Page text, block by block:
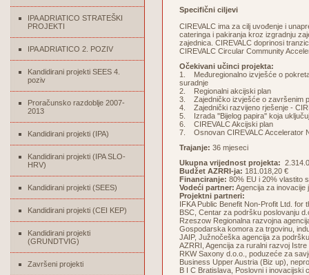
IPA ADRIATICO STRATEŠKI
PROJEKTI
IPA ADRIATICO 2. POZIV
Kandidirani projekti SEES 4.
poziv
Proračunsko razdoblje 2007-
2013
Kandidirani projekti (IPA)
Kandidirani projekti (IPA SLO-
HRV)
Kandidirani projekti (SEES)
Kandidirani projekti (CEI KEP)
Kandidirani projekti
(GRUNDTVIG)
Završeni projekti
Specifični ciljevi
CIREVALC ima za cilj uvođenje i
cateringa i pakiranja kroz izgradnju
zajednica. CIREVALC doprinosi
CIREVALC Circular Community
Očekivani učinci projekta:
1. Međuregionalno izvješće o
suradnje
2. Regionalni akcijski plan
3. Zajedničko izvješće o završenim
4. Zajednički razvijeno rješenje -
5. Izrada ''Bijelog papira'' koja
6. CIREVALC Akcijski plan
7. Osnovan CIREVALC Accelerator
Trajanje: 36 mjeseci
Ukupna vrijednost projekta:
Budžet AZRRI-ja: 181.018,20 €
Financiranje: 80% EU i 20% vlastito
Vodeći partner: Agencija za
Projektni partneri:
IFKA Public Benefit Non-Profit Ltd.
BSC, Centar za podršku poslovanju
Rzeszow Regionalna razvojna
Gospodarska komora za trgovinu,
JAIP, Južnočeška agencija za
AZRRI, Agencija za ruralni razvoj
RKW Saxony d.o.o., poduzeće za
Business Upper Austria (Biz up),
B I C Bratislava, Poslovni i inovacijski